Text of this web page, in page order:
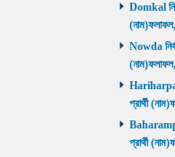
Domkal
Nowda
প্রার্থী
প্রার্থী